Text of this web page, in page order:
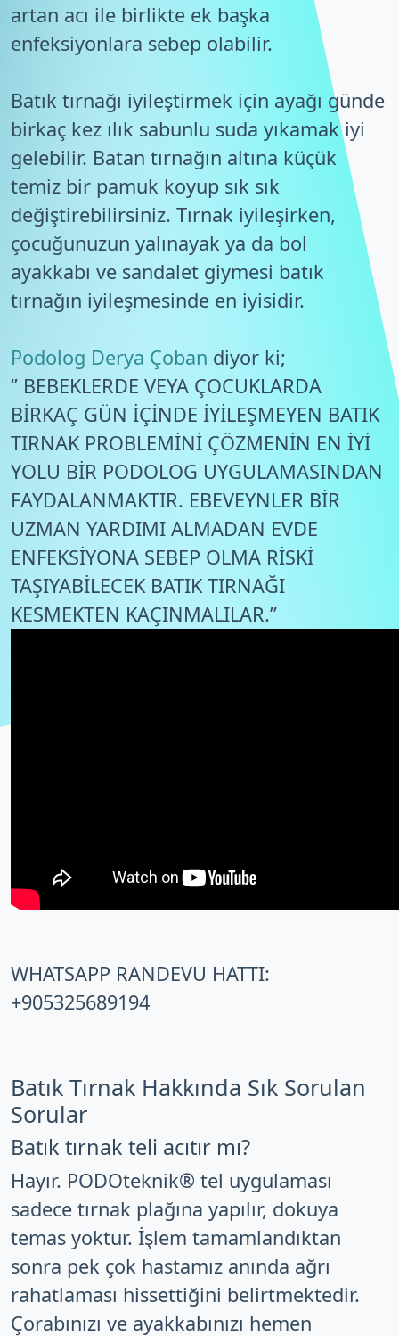
artan acı ile birlikte ek başka
enfeksiyonlara sebep olabilir.
Batık tırnağı iyileştirmek için ayağı günde
birkaç kez ılık sabunlu suda yıkamak iyi
gelebilir. Batan tırnağın altına küçük
temiz bir pamuk koyup sık sık
değiştirebilirsiniz. Tırnak iyileşirken,
çocuğunuzun yalınayak ya da bol
ayakkabı ve sandalet giymesi batık
tırnağın iyileşmesinde en iyisidir.
Podolog Derya Çoban diyor ki;
‘’ BEBEKLERDE VEYA ÇOCUKLARDA
BİRKAÇ GÜN İÇİNDE İYİLEŞMEYEN BATIK
TIRNAK PROBLEMİNİ ÇÖZMENİN EN İYİ
YOLU BİR PODOLOG UYGULAMASINDAN
FAYDALANMAKTIR. EBEVEYNLER BİR
UZMAN YARDIMI ALMADAN EVDE
ENFEKSİYONA SEBEP OLMA RİSKİ
TAŞIYABİLECEK BATIK TIRNAĞI
KESMEKTEN KAÇINMALILAR.”
WHATSAPP RANDEVU HATTI:
+905325689194
Batık Tırnak Hakkında Sık Sorulan
Sorular
Batık tırnak teli acıtır mı?
Hayır. PODOteknik® tel uygulaması
sadece tırnak plağına yapılır, dokuya
temas yoktur. İşlem tamamlandıktan
sonra pek çok hastamız anında ağrı
rahatlaması hissettiğini belirtmektedir.
Çorabınızı ve ayakkabınızı hemen